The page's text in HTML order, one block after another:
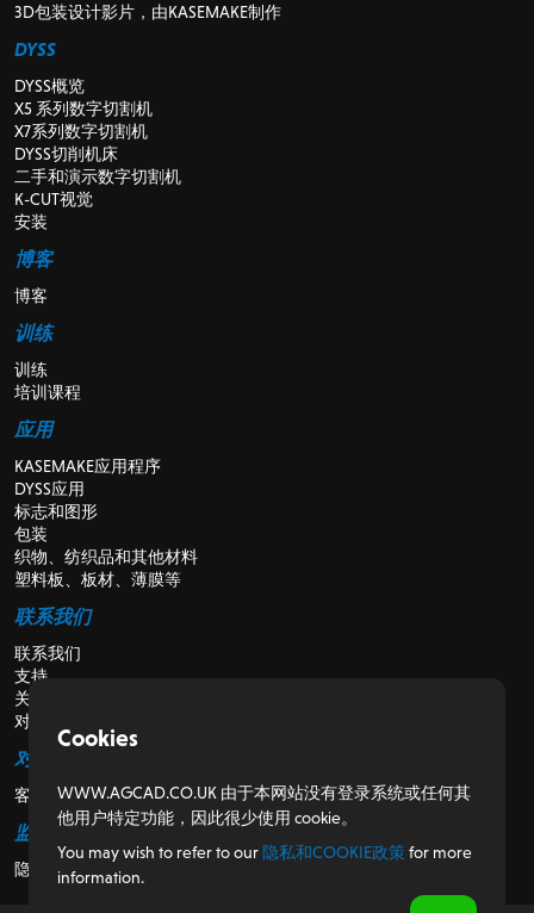
3D包装设计影片，由KASEMAKE制作
DYSS
DYSS概览
X5 系列数字切割机
X7系列数字切割机
DYSS切削机床
二手和演示数字切割机
K-CUT视觉
安装
博客
博客
训练
训练
培训课程
应用
KASEMAKE应用程序
DYSS应用
标志和图形
包装
织物、纺织品和其他材料
塑料板、板材、薄膜等
联系我们
联系我们
支持
关于我们
对于经销商
对于客户
客户门户
监管
隐私和Cookie政策
Cookies
WWW.AGCAD.CO.UK 由于本网站没有登录系统或任何其
他用户特定功能，因此很少使用 cookie。
You may wish to refer to our 隐私和COOKIE政策for more
information.